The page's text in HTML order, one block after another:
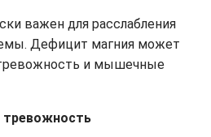
важен для расслабления
Дефицит магния может
и мышечные
тревожность